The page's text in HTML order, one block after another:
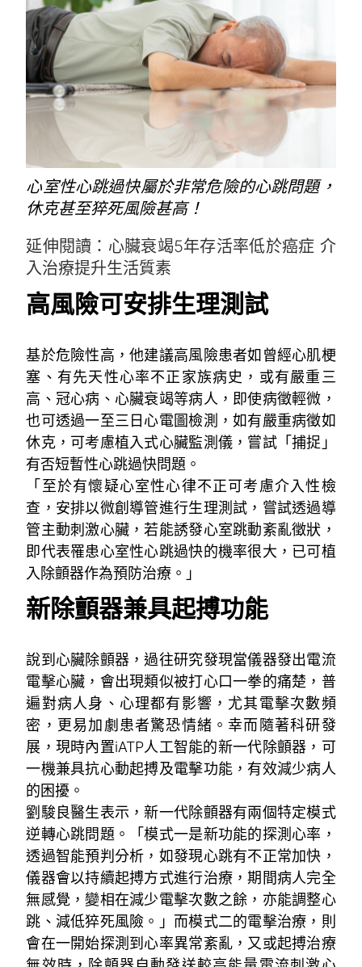
心室性心跳過快屬於非常危險的心跳問題，
休克甚至猝死風險甚高！
延伸閱讀：心臟衰竭5年存活率低於癌症 介
入治療提升生活質素
高風險可安排生理測試
基於危險性高，他建議高風險患者如曾經心肌梗
塞、有先天性心率不正家族病史，或有嚴重三
高、冠心病、心臟衰竭等病人，即使病徵輕微，
也可透過一至三日心電圖檢測，如有嚴重病徵如
休克，可考慮植入式心臟監測儀，嘗試「捕捉」
有否短暫性心跳過快問題。
「至於有懷疑心室性心律不正可考慮介入性檢
查，安排以微創導管進行生理測試，嘗試透過導
管主動刺激心臟，若能誘發心室跳動紊亂徵狀，
即代表罹患心室性心跳過快的機率很大，已可植
入除顫器作為預防治療。」
新除顫器兼具起搏功能
說到心臟除顫器，過往研究發現當儀器發出電流
電擊心臟，會出現類似被打心口一拳的痛楚，普
遍對病人身、心理都有影響，尤其電擊次數頻
密，更易加劇患者驚恐情緒。幸而隨著科研發
展，現時內置iATP人工智能的新一代除顫器，可
一機兼具抗心動起搏及電擊功能，有效減少病人
的困擾。
劉駿良醫生表示，新一代除顫器有兩個特定模式
逆轉心跳問題。「模式一是新功能的探測心率，
透過智能預判分析，如發現心跳有不正常加快，
儀器會以持續起搏方式進行治療，期間病人完全
無感覺，變相在減少電擊次數之餘，亦能調整心
跳、減低猝死風險。」而模式二的電擊治療，則
會在一開始探測到心率異常紊亂，又或起搏治療